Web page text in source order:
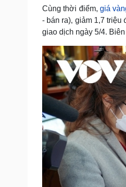
Cây thuốc
Sản phụ khoa
Nhi khoa
Nam khoa
Làm đẹp - giảm cân
Phòng mạch online
Ăn sạch sống khỏe
Cải chính
Cùng thời điểm, giá
- bán ra), giảm 1,7
giao dịch ngày 5/4.